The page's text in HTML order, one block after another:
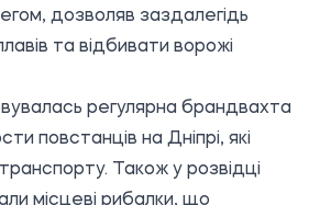
дозволяв заздалегідь
та відбивати ворожі
регулярна брандвахта
повстанців на Дніпрі, які
Також у розвідці
місцеві рибалки, що